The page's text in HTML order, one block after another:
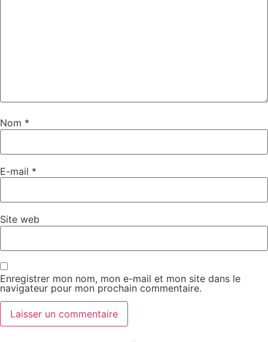
Nom *
E-mail *
Site web
Enregistrer mon nom, mon e-mail et mon site dans le
navigateur pour mon prochain commentaire.